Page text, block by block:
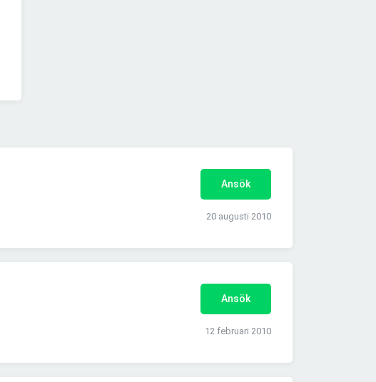
Ansök
20 augusti 2010
Ansök
12 februari 2010